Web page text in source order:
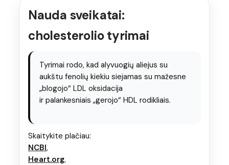
Gran Selección Premium (Picual • Royal • Eco)
Aukščiausios klasės kolekcija gurmanams – ragavimui,
dovanoms ir išskirtinėms akimirkoms.
visi rinkinio aliejai tinka kepimui
Skirtumai labiausiai atsiskleidžia aromate, kai naudojate
šviežiai ar kaip finalinį akcentą.
Kepimui Premium Dovanoms
Nauda sveikatai:
cholesterolio tyrimai
Tyrimai rodo, kad alyvuogių aliejus su
aukštu fenolių kiekiu siejamas su mažesne
„blogojo“ LDL oksidacija
ir palankesniais „gerojo“ HDL rodikliais.
Skaitykite plačiau:
NCBI,
Heart.org,